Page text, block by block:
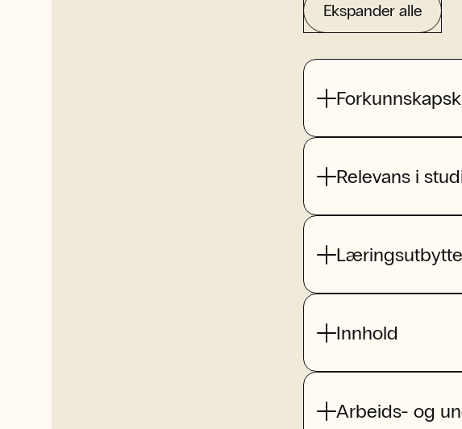
Ekspander alle
Relevans i
Læringsutbytte
Innhold
Arbeids- og